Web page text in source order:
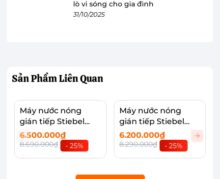
đập tốt và không bị ăn mòn bởi các tác động
của môi trường như thời tiết, hóa chất, đảm bảo
ABS mạ crom sáng bóng, chống rỉ sét, tạo điểm
lò vi sóng cho gia đình
31/10/2025
Sản PhẩmLiên Quan
Máy nước nóng
gián tiếp Stiebel
Eltron 100 lít ESH
100 H Plus T
6.500.000₫
8.690.000₫ - 25%
Máy nước nóng
gián tiếp Stiebel
Eltron 80 lít ESH 80
H Plus T
6.200.000₫
8.290.000₫ - 25%